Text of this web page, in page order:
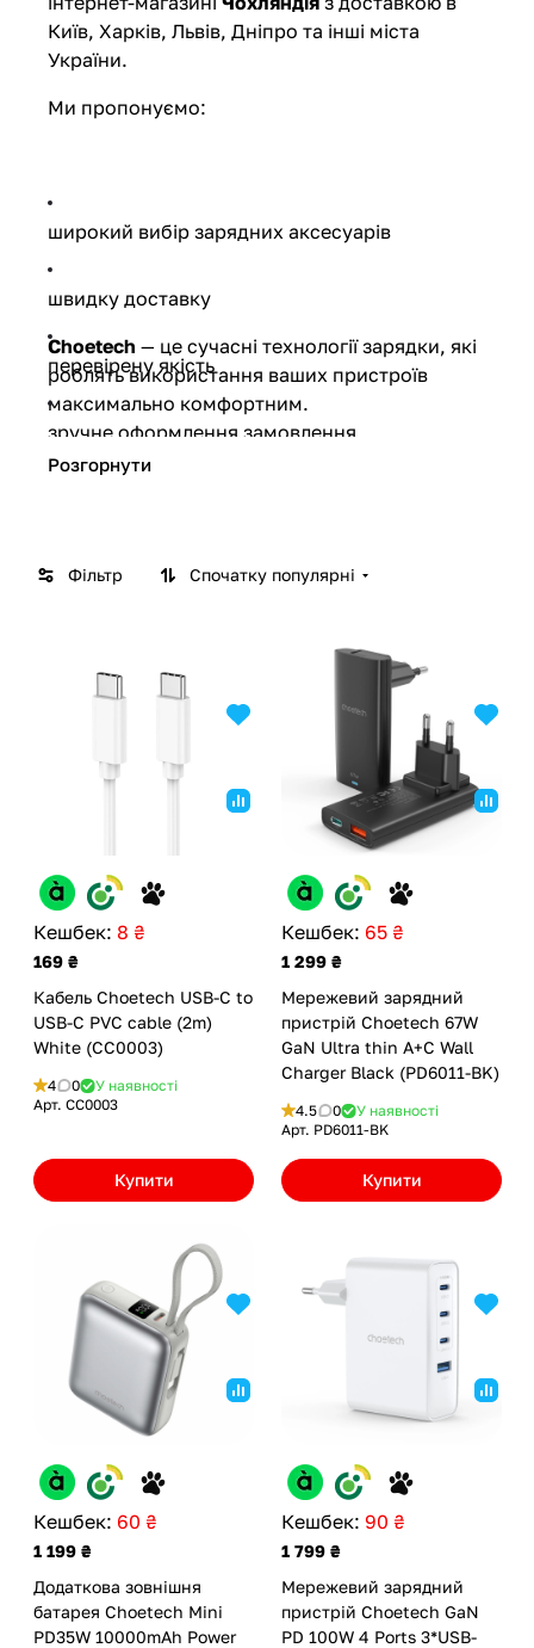
Київ, Харків, Львів, Дніпро та інші міста
України.
Ми пропонуємо:
широкий вибір зарядних аксесуарів
швидку доставку
перевірену якість
зручне оформлення замовлення
Choetech — це сучасні технології зарядки, які
роблять використання ваших пристроїв
максимально комфортним.
Фільтр Спочатку популярні
Кешбек: 8 ₴
169 ₴
Кабель Choetech USB-C to
USB-C PVC cable (2m)
White (CC0003)
4 0
У наявності
Арт. CC0003
Купити
Кешбек: 65 ₴
1 299 ₴
Мережевий зарядний
пристрій Choetech 67W
GaN Ultra thin A+C Wall
Charger Black (PD6011-BK)
4.5 0
У наявності
Арт. PD6011-BK
Купити
Кешбек: 60 ₴
1 199 ₴
Додаткова зовнішня
батарея Choetech Mini
PD35W 10000mAh Power
Кешбек: 90 ₴
1 799 ₴
Мережевий зарядний
пристрій Choetech GaN
PD 100W 4 Ports 3*USB-